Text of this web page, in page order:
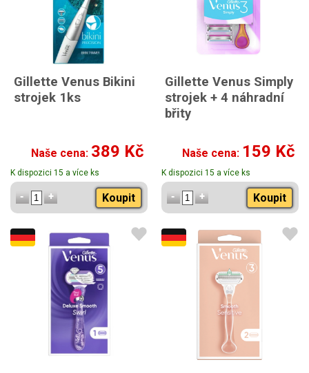
Gillette Venus Bikini
strojek 1ks
Naše cena: 389 Kč
K dispozici 15 a více ks
Koupit
Gillette Venus Simply
strojek + 4 náhradní
břity
Naše cena: 159 Kč
K dispozici 15 a více ks
Koupit